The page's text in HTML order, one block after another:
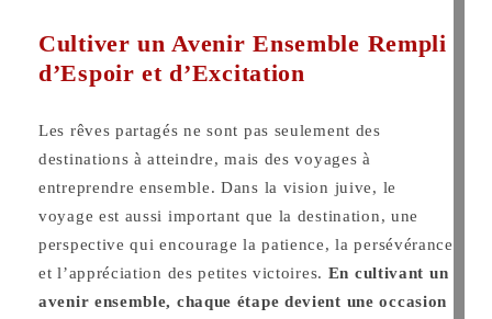
Cultiver un Avenir Ensemble Rempli
d’Espoir et d’Excitation
Les rêves partagés ne sont pas seulement des
destinations à atteindre, mais des voyages à
entreprendre ensemble. Dans la vision juive, le
voyage est aussi important que la destination, une
perspective qui encourage la patience, la persévérance
et l’appréciation des petites victoires. En cultivant un
avenir ensemble, chaque étape devient une occasion